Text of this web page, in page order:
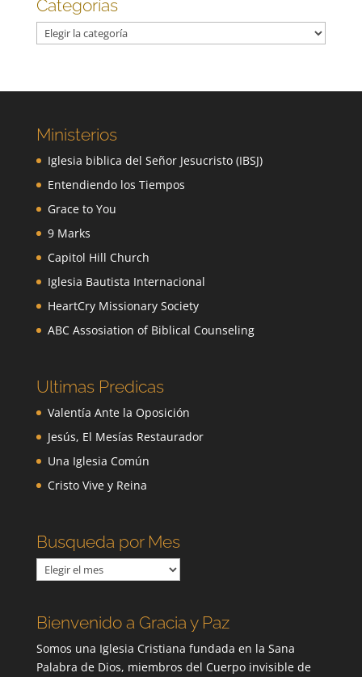
Categorías
Categorías
Ministerios
Iglesia biblica del Señor Jesucristo (IBSJ)
Entendiendo los Tiempos
Grace to You
9 Marks
Capitol Hill Church
Iglesia Bautista Internacional
HeartCry Missionary Society
ABC Assosiation of Biblical Counseling
Ultimas Predicas
Valentía Ante la Oposición
Jesús, El Mesías Restaurador
Una Iglesia Común
Cristo Vive y Reina
Busqueda por Mes
Busqueda
por
Bienvenido a Gracia y Paz
Somos una Iglesia Cristiana fundada en la Sana
Palabra de Dios, miembros del Cuerpo invisible de